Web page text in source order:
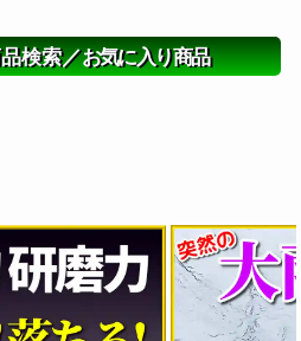
検索／お気に入り商品